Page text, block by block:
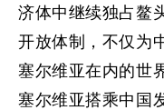
济体中继续独占鳌
开放体制，不仅为
塞尔维亚在内的世
塞尔维亚搭乘中国